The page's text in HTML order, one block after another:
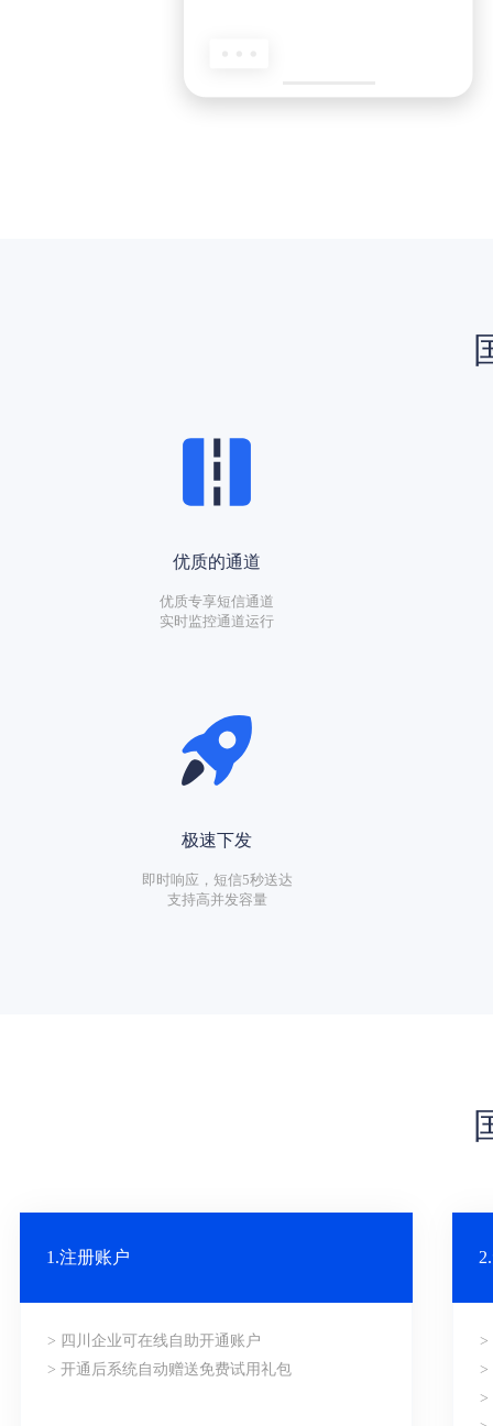
优质的通道
优质专享短信通道
实时监控通道运行
极速下发
即时响应，短信5秒送达
支持高并发容量
1.注册账户
> 四川企业可在线自助开通账户
> 开通后系统自动赠送免费试用礼包
>
>
>